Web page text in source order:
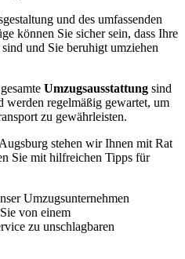
und des umfassenden
können Sie sicher sein, dass Ihre
und Sie beruhigt umziehen
Umzugsausstattung sind
werden regelmäßig gewartet, um
zu gewährleisten.
stehen wir Ihnen mit Rat
Sie mit hilfreichen Tipps für
Umzugsunternehmen
von einem
zu unschlagbaren